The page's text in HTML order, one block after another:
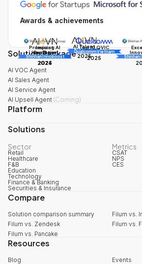
Awards & achievements
Promising AI
Business
AI Awards
2025
AI Talent
AI Awards
2025 Shinhan
Impact
Innovation
Shinhan Innoboost
2024
Top 10 QVIC
Qualcomm Vietnam
2025
Solution Package
AI VOC Agent
AI Sales Agent
AI Service Agent
AI Upsell Agent (Coming)
Platform
Solutions
Sector
Retail
Healthcare
F&B
Education
Technology
Finance & Banking
Securities & Insurance
Metrics
CSAT
NPS
CES
Compare
Solution comparison summary
Filum vs.
Filum vs. Zendesk
Filum vs.
Filum vs. Pancake
Resources
Blog
Events